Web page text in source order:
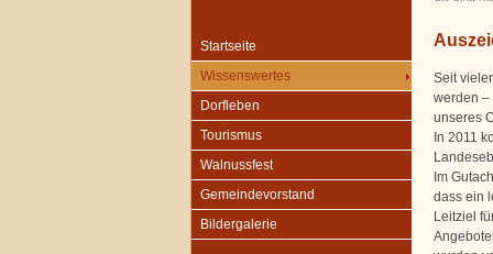
Startseite
Wissenswertes
Dorfleben
Tourismus
Walnussfest
Gemeindevorstand
Bildergalerie
Seit
werden –
unseres
In 2011
Im
dass ein
Leitziel